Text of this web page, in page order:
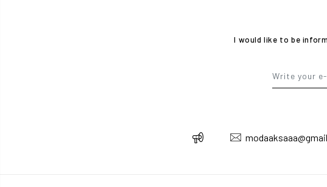
I would like to be